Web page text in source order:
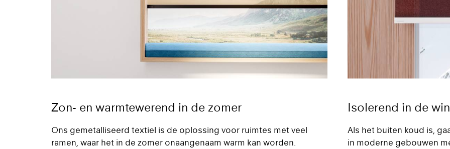
Zon- en warmtewerend in de zomer
Ons gemetalliseerd textiel is de oplossing voor ruimtes met veel
ramen, waar het in de zomer onaangenaam warm kan worden.
Isolerend in de
Als het buiten koud is,
in moderne gebouwen